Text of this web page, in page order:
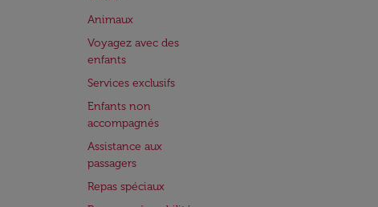
Animaux
Voyagez avec des
enfants
Services exclusifs
Enfants non
accompagnés
Assistance aux
passagers
Repas spéciaux